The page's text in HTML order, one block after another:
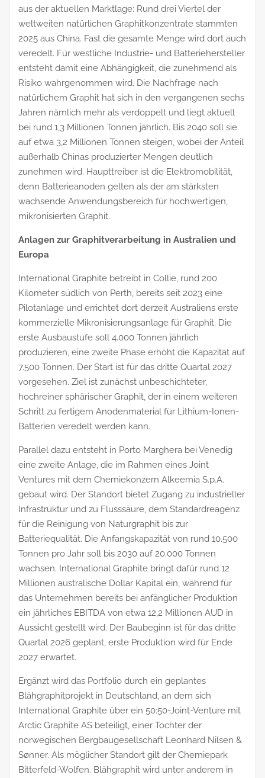
aus der aktuellen Marktlage: Rund drei Viertel der
weltweiten natürlichen Graphitkonzentrate stammten
2025 aus China. Fast die gesamte Menge wird dort auch
veredelt. Für westliche Industrie- und Batteriehersteller
entsteht damit eine Abhängigkeit, die zunehmend als
Risiko wahrgenommen wird. Die Nachfrage nach
natürlichem Graphit hat sich in den vergangenen sechs
Jahren nämlich mehr als verdoppelt und liegt aktuell
bei rund 1,3 Millionen Tonnen jährlich. Bis 2040 soll sie
auf etwa 3,2 Millionen Tonnen steigen, wobei der Anteil
außerhalb Chinas produzierter Mengen deutlich
zunehmen wird. Haupttreiber ist die Elektromobilität,
denn Batterieanoden gelten als der am stärksten
wachsende Anwendungsbereich für hochwertigen,
mikronisierten Graphit.
Anlagen zur Graphitverarbeitung in Australien und
Europa
International Graphite betreibt in Collie, rund 200
Kilometer südlich von Perth, bereits seit 2023 eine
Pilotanlage und errichtet dort derzeit Australiens erste
kommerzielle Mikronisierungsanlage für Graphit. Die
erste Ausbaustufe soll 4.000 Tonnen jährlich
produzieren, eine zweite Phase erhöht die Kapazität auf
7.500 Tonnen. Der Start ist für das dritte Quartal 2027
vorgesehen. Ziel ist zunächst unbeschichteter,
hochreiner sphärischer Graphit, der in einem weiteren
Schritt zu fertigem Anodenmaterial für Lithium-Ionen-
Batterien veredelt werden kann.
Parallel dazu entsteht in Porto Marghera bei Venedig
eine zweite Anlage, die im Rahmen eines Joint
Ventures mit dem Chemiekonzern Alkeemia S.p.A.
gebaut wird. Der Standort bietet Zugang zu industrieller
Infrastruktur und zu Flusssäure, dem Standardreagenz
für die Reinigung von Naturgraphit bis zur
Batteriequalität. Die Anfangskapazität von rund 10.500
Tonnen pro Jahr soll bis 2030 auf 20.000 Tonnen
wachsen. International Graphite bringt dafür rund 12
Millionen australische Dollar Kapital ein, während für
das Unternehmen bereits bei anfänglicher Produktion
ein jährliches EBITDA von etwa 12,2 Millionen AUD in
Aussicht gestellt wird. Der Baubeginn ist für das dritte
Quartal 2026 geplant, erste Produktion wird für Ende
2027 erwartet.
Ergänzt wird das Portfolio durch ein geplantes
Blähgraphitprojekt in Deutschland, an dem sich
International Graphite über ein 50:50-Joint-Venture mit
Arctic Graphite AS beteiligt, einer Tochter der
norwegischen Bergbaugesellschaft Leonhard Nilsen &
Sønner. Als möglicher Standort gilt der Chemiepark
Bitterfeld-Wolfen. Blähgraphit wird unter anderem in